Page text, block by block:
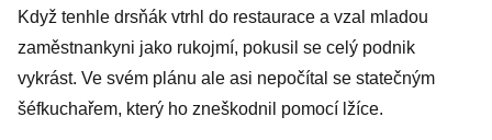
Když tenhle drsňák vtrhl do restaurace a vzal mladou
zaměstnankyni jako rukojmí, pokusil se celý podnik
vykrást. Ve svém plánu ale asi nepočítal se statečným
šéfkuchařem, který ho zneškodnil pomocí lžíce.